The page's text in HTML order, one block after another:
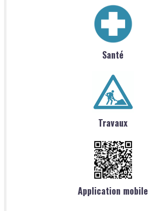
Santé
Travaux
Application mobile